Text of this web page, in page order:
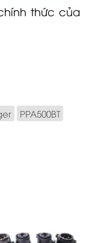
thức của
PPA500BT